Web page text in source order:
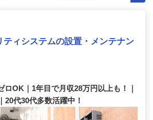
ティシステムの設置・メンテナン
ロOK｜1年目で月収28万円以上も！｜
20代30代多数活躍中！